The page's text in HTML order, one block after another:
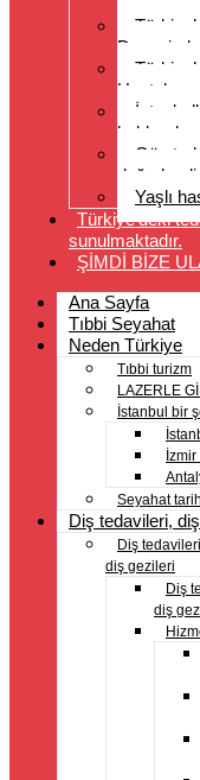
Türkiye,
hakkında
Göz
Yaşlı
Türkiye’deki
sunulmaktadır.
ŞİMDİ BİZE
Ana Sayfa
Tıbbi Seyahat
Neden Türkiye
Tıbbi turizm
LAZERLE
İstanbul bir
Seyahat
Diş tedavileri,
Diş
diş gezileri
Diş
diş